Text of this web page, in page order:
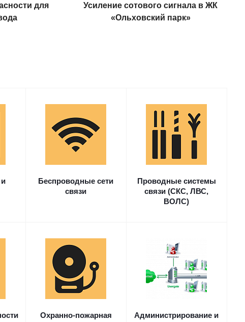
для
Усиление сотового сигнала в ЖК
«Ольховский парк»
Беспроводные сети
связи
Проводные системы
связи (СКС, ЛВС,
ВОЛС)
Охранно-пожарная
Администрирование и